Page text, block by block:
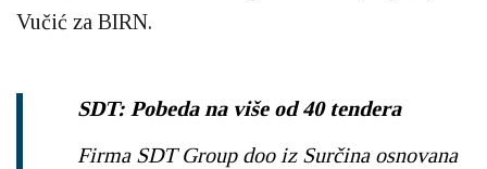
Vučić za BIRN.
SDT: Pobeda na više od 40 tendera
Firma SDT Group doo iz Surčina osnovana